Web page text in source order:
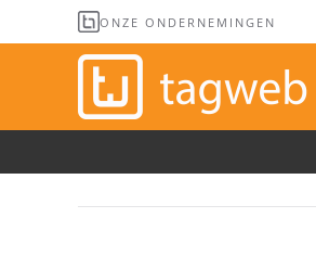
Overslaan en naar de inhoud gaan
ONZE ONDERNEMINGEN